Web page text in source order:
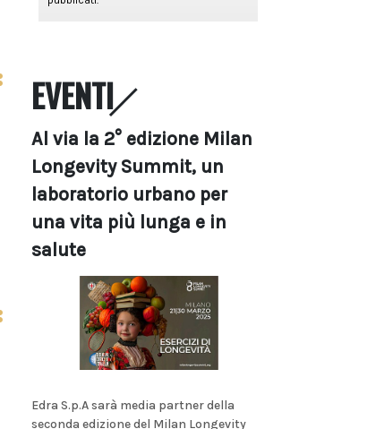
EVENTI
Al via la 2° edizione Milan
Longevity Summit, un
laboratorio urbano per
una vita più lunga e in
salute
Edra S.p.A sarà media partner della
seconda edizione del Milan Longevity